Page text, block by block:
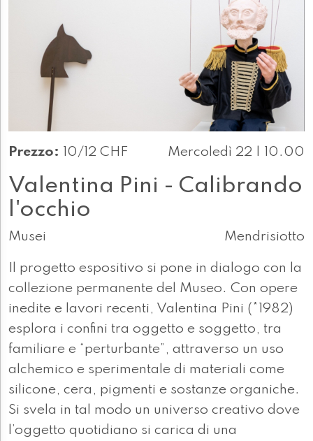
Prezzo: 10/12 CHF Mercoledì 22 | 10.00
Valentina Pini - Calibrando
l'occhio
Musei Mendrisiotto
Il progetto espositivo si pone in dialogo con la
collezione permanente del Museo. Con opere
inedite e lavori recenti, Valentina Pini (*1982)
esplora i confini tra oggetto e soggetto, tra
familiare e “perturbante”, attraverso un uso
alchemico e sperimentale di materiali come
silicone, cera, pigmenti e sostanze organiche.
Si svela in tal modo un universo creativo dove
l’oggetto quotidiano si carica di una